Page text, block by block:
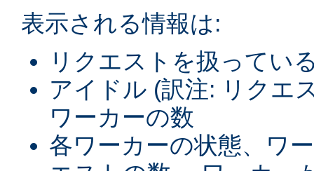
表示される情報は:
リクエストを扱ってい
アイドル (訳注: リクエ
ワーカーの数
各ワーカーの状態、ワ